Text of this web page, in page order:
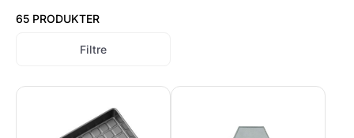
65 PRODUKTER
Filtre